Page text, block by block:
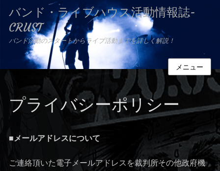
バンド・ライブハウス活動情報誌-
CRUST
バンド活動のスタートからライブ活動までを詳しく解説！
メニュー
プライバシーポリシー
■メールアドレスについて
ご連絡頂いた電子メールアドレスを裁判所その他政府機